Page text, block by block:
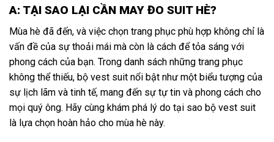
A: TẠI SAO LẠI CẦN MAY ĐO SUIT HÈ?
Mùa hè đã đến, và việc chọn trang phục phù hợp không chỉ là
vấn đề của sự thoải mái mà còn là cách để tỏa sáng với
phong cách của bạn. Trong danh sách những trang phục
không thể thiếu, bộ vest suit nổi bật như một biểu tượng của
sự lịch lãm và tinh tế, mang đến sự tự tin và phong cách cho
mọi quý ông. Hãy cùng khám phá lý do tại sao bộ vest suit
là lựa chọn hoàn hảo cho mùa hè này.